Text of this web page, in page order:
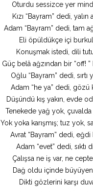
Oturdu sessizce yer
Kızı “Bayram” dedi, yalın
Adam “Bayram” dedi, tam
Eli öpüldükçe içi
Konuşmak istedi, dili
Güç belâ ağzından bir “off!
Oğlu “Bayram” dedi, sırtı
Adam “he ya” dedi, gözü
Düşündü kış yakın, evde
Tenekede yağ yok,
Yok yoka karışmış; tuz yok,
Avrat “Bayram” dedi, eğdi
Adam “evet” dedi, sıktı
Çalışsa ne iş var, ne
Dağ oldu içinde
Dikti gözlerini karşı